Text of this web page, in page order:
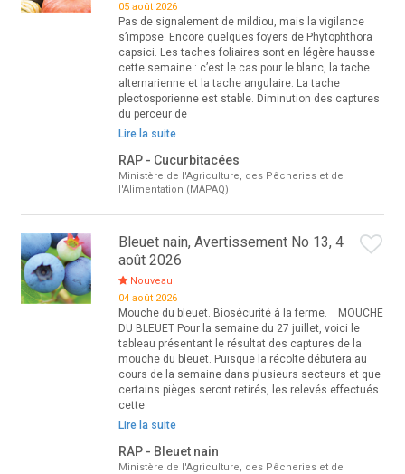
05 août 2026
Pas de signalement de mildiou, mais la vigilance
s’impose. Encore quelques foyers de Phytophthora
capsici. Les taches foliaires sont en légère hausse
cette semaine : c’est le cas pour le blanc, la tache
alternarienne et la tache angulaire. La tache
plectosporienne est stable. Diminution des captures
du perceur de
Lire la suite
RAP - Cucurbitacées
Ministère de l'Agriculture, des Pêcheries et de
l'Alimentation (MAPAQ)
Bleuet nain, Avertissement No 13, 4
août 2026
Nouveau
04 août 2026
Mouche du bleuet. Biosécurité à la ferme. MOUCHE
DU BLEUET Pour la semaine du 27 juillet, voici le
tableau présentant le résultat des captures de la
mouche du bleuet. Puisque la récolte débutera au
cours de la semaine dans plusieurs secteurs et que
certains pièges seront retirés, les relevés effectués
cette
Lire la suite
RAP - Bleuet nain
Ministère de l'Agriculture, des Pêcheries et de